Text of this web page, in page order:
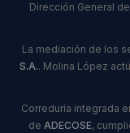
Dirección General
La mediación de los
S.A.. Molina López
Correduría integrada
de ADECOSE,